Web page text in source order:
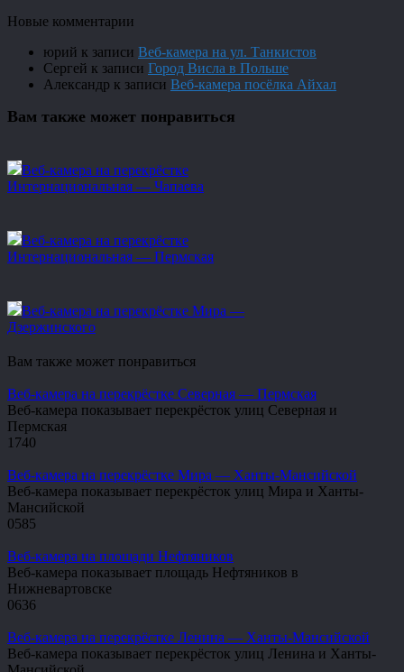
Новые комментарии
юрий к записи Веб-камера на ул. Танкистов
Сергей к записи Город Висла в Польше
Александр к записи Веб-камера посёлка Айхал
Вам также может понравиться
Веб-камера на перекрёстке
Интернациональная — Чапаева
Веб-камера на перекрёстке
Интернациональная — Пермская
Веб-камера на перекрёстке Мира —
Дзержинского
Вам также может понравиться
Веб-камера на перекрёстке Северная — Пермская
Веб-камера показывает перекрёсток улиц Северная и
Пермская
1 740
Веб-камера на перекрёстке Мира — Ханты-Мансийской
Веб-камера показывает перекрёсток улиц Мира и Ханты-
Мансийской
0585
Веб-камера на площади Нефтяников
Веб-камера показывает площадь Нефтяников в
Нижневартовске
0636
Веб-камера на перекрёстке Ленина — Ханты-Мансийской
Веб-камера показывает перекрёсток улиц Ленина и Ханты-